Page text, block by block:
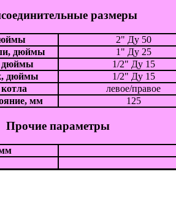
размеры
2" Ду 50
дюймы
1" Ду 25
дюймы
1/2" Ду 15
дюймы
1/2" Ду 15
левое/правое
мм
125
Прочие параметры